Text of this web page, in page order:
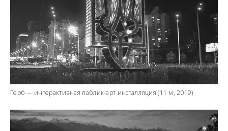
Герб — интерактивная паблик-арт инсталляция (11 м, 2019)